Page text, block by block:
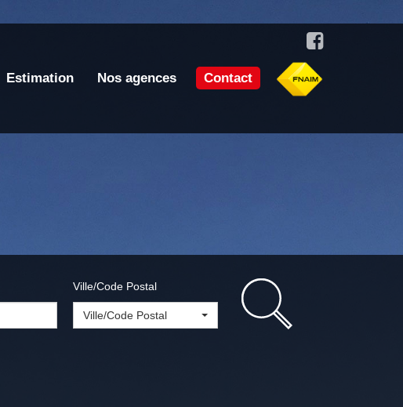
Estimation Nos agences Contact
Ville/Code Postal
Ville/Code Postal